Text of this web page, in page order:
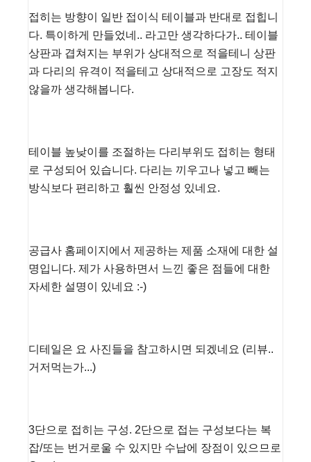
접히는 방향이 일반 접이식 테이블과 반대로 접힙니
다. 특이하게 만들었네.. 라고만 생각하다가.. 테이블
상판과 겹쳐지는 부위가 상대적으로 적을테니 상판
과 다리의 유격이 적을테고 상대적으로 고장도 적지
않을까 생각해봅니다.
테이블 높낮이를 조절하는 다리부위도 접히는 형태
로 구성되어 있습니다. 다리는 끼우고나 넣고 빼는
방식보다 편리하고 훨씬 안정성 있네요.
공급사 홈페이지에서 제공하는 제품 소재에 대한 설
명입니다. 제가 사용하면서 느낀 좋은 점들에 대한
자세한 설명이 있네요 :-)
디테일은 요 사진들을 참고하시면 되겠네요 (리뷰..
거저먹는가...)
3단으로 접히는 구성. 2단으로 접는 구성보다는 복
잡/또는 번거로울 수 있지만 수납에 장점이 있으므로